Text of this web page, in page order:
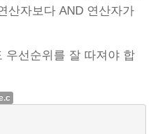
산자보다 AND 연산자가
우선순위를 잘 따져야 합